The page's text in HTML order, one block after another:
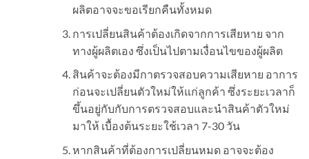
ผลิตอาจจะขอเรียกคืนทั้งหมด
การเปลี่ยนสินค้าต้องเกิดจากการเสียหาย จาก
ทางผู้ผลิตเอง ซึ่งเป็นไปตามเงื่อนไขของผู้ผลิต
สินค้าจะต้องมีกาตรวจสอบความเสียหาย อาการ
ก่อนจะเปลี่ยนตัวใหม่ให้แก่ลูกค้า ซึ่งระยะเวลาก็
ขึ้นอยู่กับกับการตรวจสอบและนำสินค้าตัวใหม่
มาให้ เบื้องต้นระยะใช้เวลา 7-30 วัน
หากสินค้าที่ต้องการเปลี่ยนหมด อาจจะต้อง